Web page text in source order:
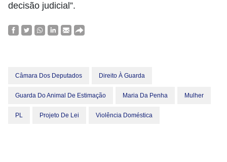
decisão judicial”.
Câmara Dos Deputados Direito À Guarda
Guarda Do Animal De Estimação Maria Da Penha Mulher
PL Projeto De Lei Violência Doméstica